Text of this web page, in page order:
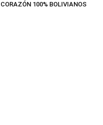
CORAZÓN 100% BOLIVIANOS